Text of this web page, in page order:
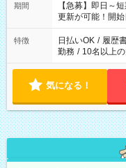
期間
【急募】即日～
更新が可能！開始
特徴 日払いOK / 履歴
勤務 / 10名以上
気になる！